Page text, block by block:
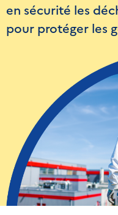
en sécurité les
pour protéger les